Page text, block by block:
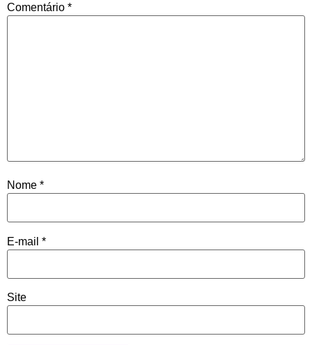
Comentário *
Nome *
E-mail *
Site